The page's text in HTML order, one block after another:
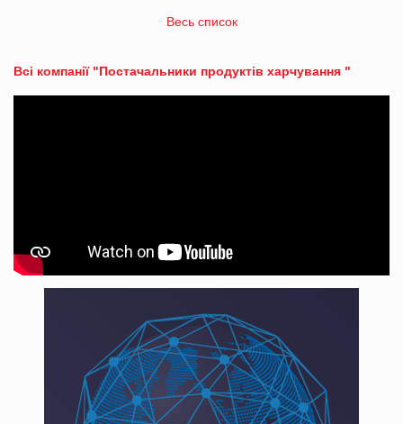
Весь список
Всі компанії "Постачальники продуктів харчування "